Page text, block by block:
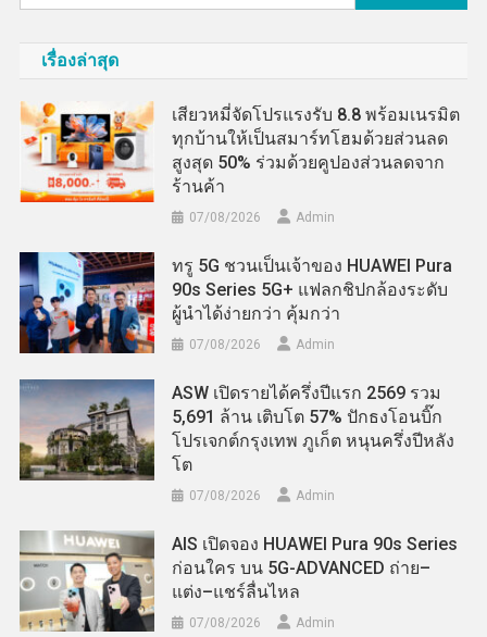
สำหรับ:
เรื่องล่าสุด
เสียวหมี่จัดโปรแรงรับ 8.8 พร้อมเนรมิต
ทุกบ้านให้เป็นสมาร์ทโฮมด้วยส่วนลด
สูงสุด 50% ร่วมด้วยคูปองส่วนลดจาก
ร้านค้า
07/08/2026 Admin
ทรู 5G ชวนเป็นเจ้าของ HUAWEI Pura
90s Series 5G+ แฟลกชิปกล้องระดับ
ผู้นำได้ง่ายกว่า คุ้มกว่า
07/08/2026 Admin
ASW เปิดรายได้ครึ่งปีแรก 2569 รวม
5,691 ล้าน เติบโต 57% ปักธงโอนบิ๊ก
โปรเจกต์กรุงเทพ ภูเก็ต หนุนครึ่งปีหลัง
โต
07/08/2026 Admin
AIS เปิดจอง HUAWEI Pura 90s Series
ก่อนใคร บน 5G-ADVANCED ถ่าย–
แต่ง–แชร์ลื่นไหล
07/08/2026 Admin